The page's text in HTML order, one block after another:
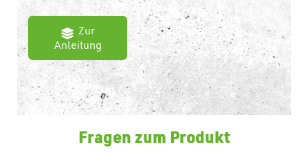
Zur
Anleitung
Fragen zum Produkt